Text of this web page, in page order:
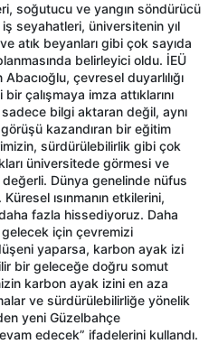
soğutucu ve yangın söndürücü
seyahatleri, üniversitenin yıl
atık beyanları gibi çok sayıda
belirleyici oldu. İEÜ
çevresel duyarlılığı
çalışmaya imza attıklarını
bilgi aktaran değil, aynı
kazandıran bir eğitim
sürdürülebilirlik gibi çok
üniversitede görmesi ve
Dünya genelinde nüfus
ısınmanın etkilerini,
fazla hissediyoruz. Daha
gelecek için çevremizi
yaparsa, karbon ayak izi
bir geleceğe doğru somut
karbon ayak izini en aza
ve sürdürülebilirliğe yönelik
yeni Güzelbahçe
edecek” ifadelerini kullandı.